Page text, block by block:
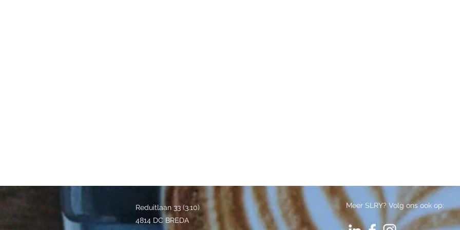
Reduitlaan 33 (3.10)
4814 DC BREDA
Meer SLRY? Volg ons ook op: